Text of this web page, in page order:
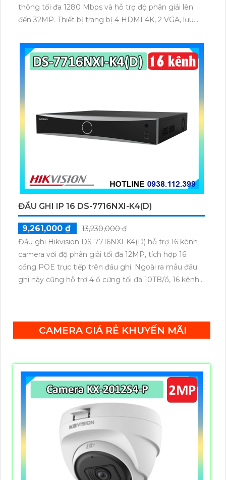
thông tối đa 1280 Mbps và hỗ trợ độ phân giải lên
đến 32MP. Thiết bị trang bị 4 HDMI 4K, 2 VGA, lưu
Group, Hot Swapping. Tích hợp các tính năng AI
thông minh như nhận diện khuôn mặt, ANPR, SMD
Plus, đếm người và Heatmap.
ĐẦU GHI IP 16 DS-7716NXI-K4(D)
9,261,000 ₫
13,230,000 ₫
Đầu ghi Hikvision DS-7716NXI-K4(D) hỗ trợ 16 kênh
camera với độ phân giải tối đa 12MP, tích hợp 16
cổng POE trực tiếp trên đầu ghi. Ngoài ra mẫu đầu
ghi này cũng hỗ trợ 4 ổ cứng tối đa 10TB/ổ, 16 kênh
CAMERA GIÁ RẺ KHUYẾN MÃI